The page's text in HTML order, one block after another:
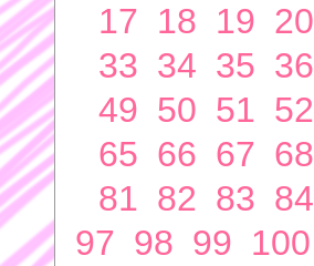
17 18 19 20
33 34 35 36
49 50 51 52
65 66 67 68
81 82 83 84
97 98 99 100